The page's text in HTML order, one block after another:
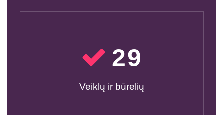
30
Veiklų ir būrelių